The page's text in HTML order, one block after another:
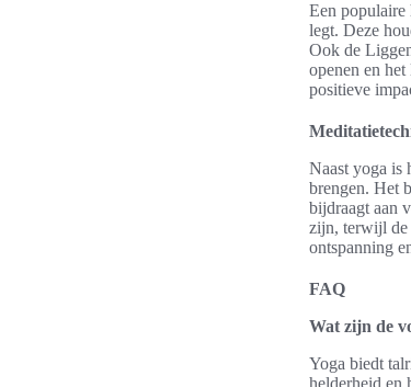
Een populaire
legt. Deze
Ook de
openen en
positieve
Naast yoga is
brengen. Het
bijdraagt aan
zijn, terwijl de
ontspanning
FAQ
Wat zijn de
Yoga biedt
helderheid en